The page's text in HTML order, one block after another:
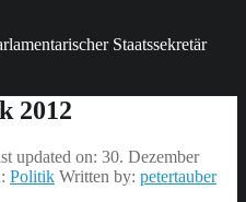
Staatssekretär
2012
updated on: 30. Dezember
Politik Written by: petertauber